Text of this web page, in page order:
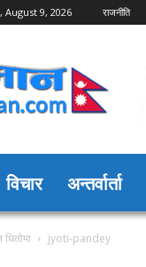
August 9, 2026 राजनीति
विचार अन्तर्वार्ता
jyoti-pandey